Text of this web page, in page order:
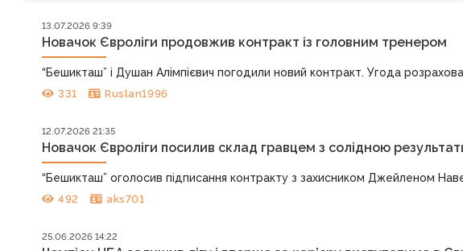
13.07.2026 9:39
Новачок Євроліги продовжив контракт із головним тренером
“Бешикташ” і Душан Алімпієвич погодили новий контракт. Угода
331 Ruslan1996
12.07.2026 21:35
Новачок Євроліги посилив склад гравцем з солідною
“Бешикташ” оголосив підписання контракту з захисником Джейленом
492 aks701
25.06.2026 14:22